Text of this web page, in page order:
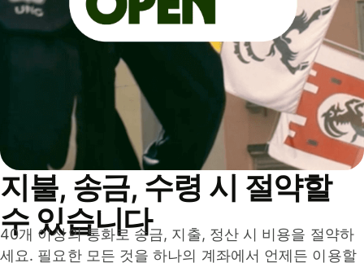
지불, 송금, 수령 시 절약할
수 있습니다
40개 이상의 통화로 송금, 지출, 정산 시 비용을 절약하
세요. 필요한 모든 것을 하나의 계좌에서 언제든 이용할